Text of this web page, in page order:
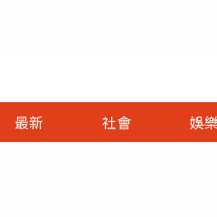
最新 社會 娛樂
娛樂首頁
即時
財經首頁
熱線
政